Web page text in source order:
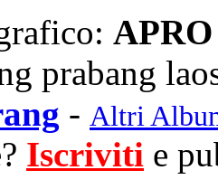
prabang
- Altri
Iscriviti e